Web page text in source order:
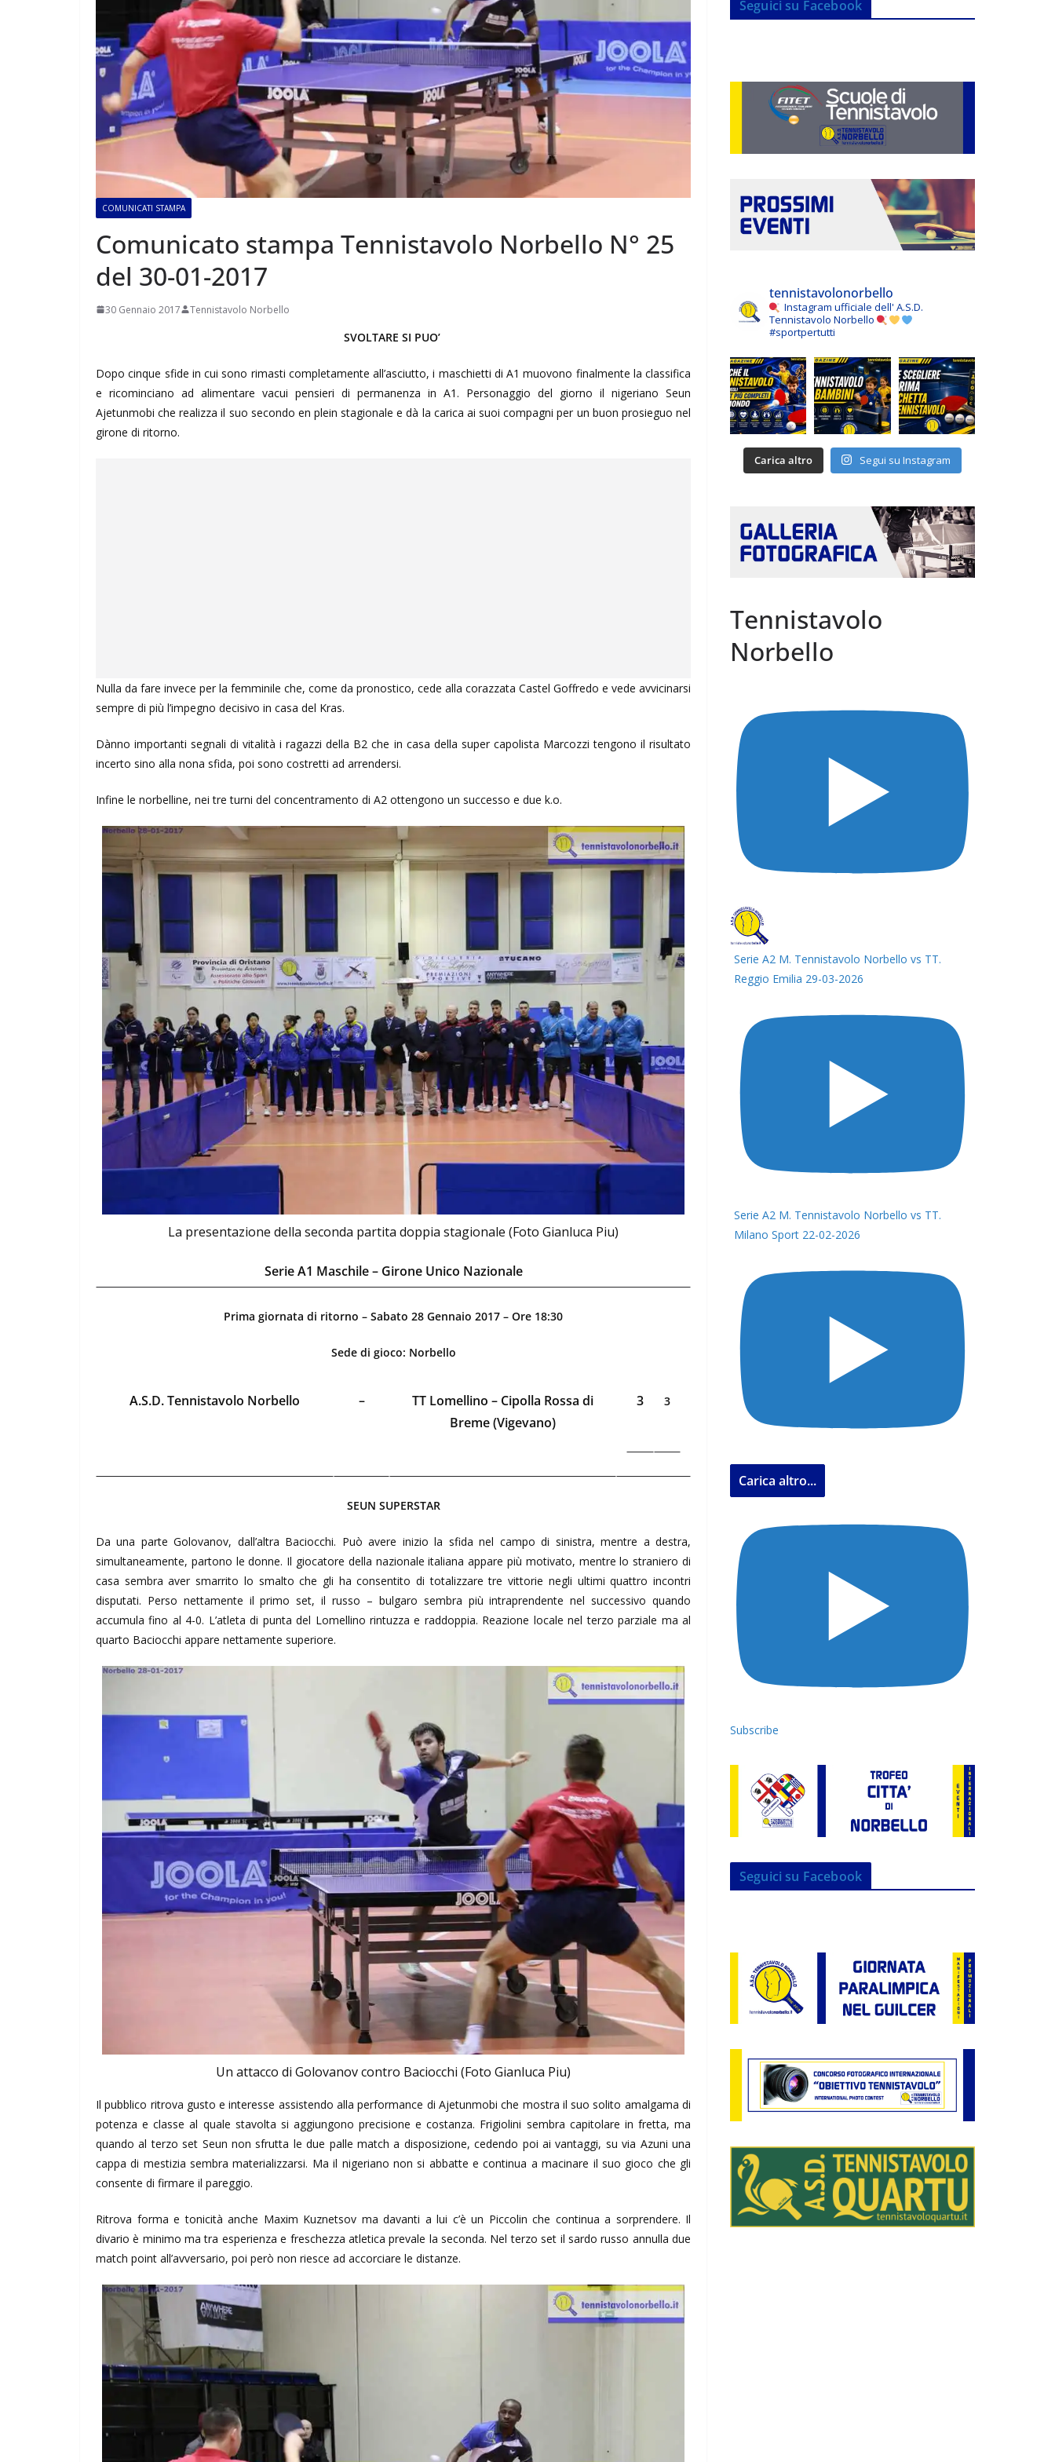
COMUNICATI STAMPA
Comunicato stampa Tennistavolo Norbello N° 25
del 30-01-2017
30 Gennaio 2017 Tennistavolo Norbello
SVOLTARE SI PUO’
Dopo cinque sfide in cui sono rimasti completamente all’asciutto, i maschietti di A1 muovono finalmente la classifica
e ricominciano ad alimentare vacui pensieri di permanenza in A1. Personaggio del giorno il nigeriano Seun
Ajetunmobi che realizza il suo secondo en plein stagionale e dà la carica ai suoi compagni per un buon prosieguo nel
girone di ritorno.
Nulla da fare invece per la femminile che, come da pronostico, cede alla corazzata Castel Goffredo e vede avvicinarsi
sempre di più l’impegno decisivo in casa del Kras.
Dànno importanti segnali di vitalità i ragazzi della B2 che in casa della super capolista Marcozzi tengono il risultato
incerto sino alla nona sfida, poi sono costretti ad arrendersi.
Infine le norbelline, nei tre turni del concentramento di A2 ottengono un successo e due k.o.
La presentazione della seconda partita doppia stagionale (Foto Gianluca Piu)
Serie A1 Maschile – Girone Unico Nazionale
Prima giornata di ritorno – Sabato 28 Gennaio 2017 – Ore 18:30
Sede di gioco: Norbello
A.S.D. Tennistavolo Norbello –
TT Lomellino – Cipolla Rossa di
Breme (Vigevano)
3 3
SEUN SUPERSTAR
Da una parte Golovanov, dall’altra Baciocchi. Può avere inizio la sfida nel campo di sinistra, mentre a destra,
simultaneamente, partono le donne. Il giocatore della nazionale italiana appare più motivato, mentre lo straniero di
casa sembra aver smarrito lo smalto che gli ha consentito di totalizzare tre vittorie negli ultimi quattro incontri
disputati. Perso nettamente il primo set, il russo – bulgaro sembra più intraprendente nel successivo quando
accumula fino al 4-0. L’atleta di punta del Lomellino rintuzza e raddoppia. Reazione locale nel terzo parziale ma al
quarto Baciocchi appare nettamente superiore.
Un attacco di Golovanov contro Baciocchi (Foto Gianluca Piu)
Il pubblico ritrova gusto e interesse assistendo alla performance di Ajetunmobi che mostra il suo solito amalgama di
potenza e classe al quale stavolta si aggiungono precisione e costanza. Frigiolini sembra capitolare in fretta, ma
quando al terzo set Seun non sfrutta le due palle match a disposizione, cedendo poi ai vantaggi, su via Azuni una
cappa di mestizia sembra materializzarsi. Ma il nigeriano non si abbatte e continua a macinare il suo gioco che gli
consente di firmare il pareggio.
Ritrova forma e tonicità anche Maxim Kuznetsov ma davanti a lui c’è un Piccolin che continua a sorprendere. Il
divario è minimo ma tra esperienza e freschezza atletica prevale la seconda. Nel terzo set il sardo russo annulla due
match point all’avversario, poi però non riesce ad accorciare le distanze.
Seguici su Facebook
tennistavolonorbello
Instagram ufficiale dell' A.S.D.
Tennistavolo Norbello
#sportpertutti
Carica altro Segui su Instagram
Tennistavolo
Norbello
Serie A2 M. Tennistavolo Norbello vs TT.
Reggio Emilia 29-03-2026
Serie A2 M. Tennistavolo Norbello vs TT.
Milano Sport 22-02-2026
Carica altro...
Subscribe
Seguici su Facebook